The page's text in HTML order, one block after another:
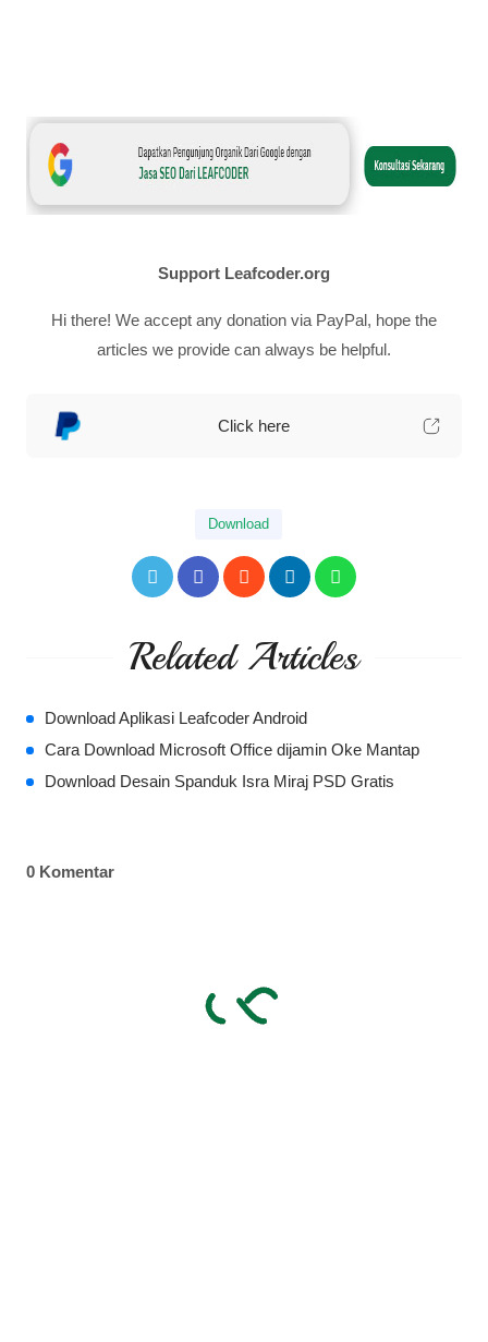
Support Leafcoder.org
Hi there! We accept any donation via PayPal, hope the
articles we provide can always be helpful.
Click here
Download
Related Articles
Download Aplikasi Leafcoder Android
Cara Download Microsoft Office dijamin Oke Mantap
Download Desain Spanduk Isra Miraj PSD Gratis
0 Komentar